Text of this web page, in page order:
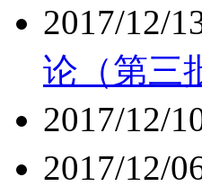
2017/12/
论（第三
2017/12/
2017/12/